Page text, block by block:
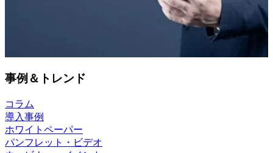
事例＆トレンド
コラム
導入事例
ホワイトペーパー
パンフレット・ビデオ